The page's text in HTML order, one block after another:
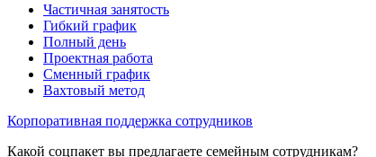
Частичная занятость
Гибкий график
Полный день
Проектная работа
Сменный график
Вахтовый метод
Корпоративная поддержка сотрудников
Какой соцпакет вы предлагаете семейным сотрудникам?